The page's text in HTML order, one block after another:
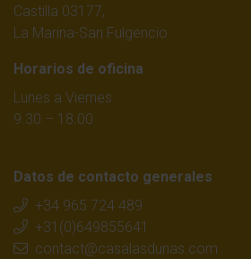
Castilla 03177,
La Marina-San Fulgencio
Horarios de oficina
Lunes a Viernes
9.30 – 18.00
Datos de contacto generales
+34 965 724 489
+31(0)649855641
contact@casalasdunas.com